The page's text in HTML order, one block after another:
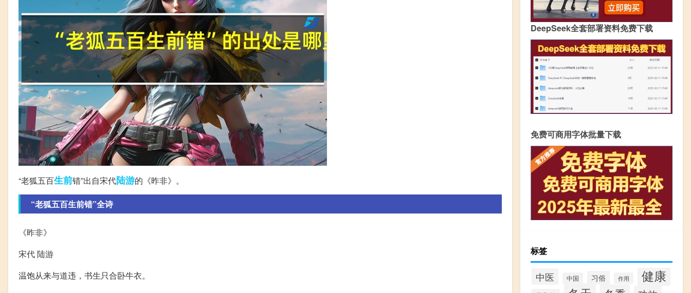
“老狐五百生前错”出自宋代陆游的《昨非》。
“老狐五百生前错”全诗
《昨非》
宋代 陆游
温饱从来与道违，书生只合卧牛衣。
DeepSeek全套部署资料免费下载
免费可商用字体批量下载
标签
中医 中国 习俗 作用 健康